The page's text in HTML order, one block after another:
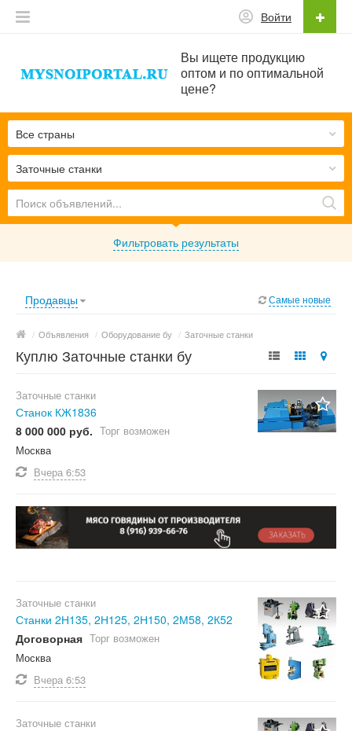
Вы ищете продукцию
оптом и по оптимальной
цене?
Войти
Заточные станки
Все страны
Фильтровать результаты
Продавцы Самые новые
/ Объявления / Оборудование бу / Заточные станки
Куплю Заточные станки бу
Заточные станки
Станок КЖ1836
8 000 000 руб. Торг возможен
Москва
Вчера 6:53
Заточные станки
Станки 2Н135, 2Н125, 2Н150, 2М58, 2К52
Договорная Торг возможен
Москва
Вчера 6:53
Заточные станки